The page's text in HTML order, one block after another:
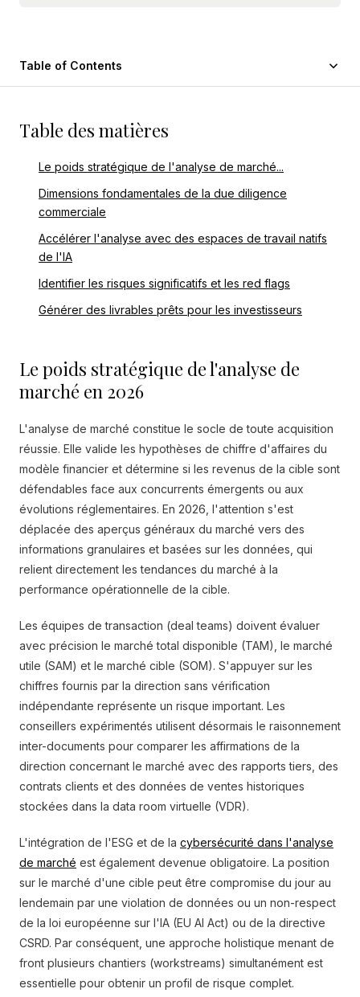
Table of Contents
Table des matières
Le poids stratégique de l'analyse de marché...
Dimensions fondamentales de la due diligence
commerciale
Accélérer l'analyse avec des espaces de travail natifs
de l'IA
Identifier les risques significatifs et les red flags
Générer des livrables prêts pour les investisseurs
Le poids stratégique de l'analyse de
marché en 2026
L'analyse de marché constitue le socle de toute acquisition
réussie. Elle valide les hypothèses de chiffre d'affaires du
modèle financier et détermine si les revenus de la cible sont
défendables face aux concurrents émergents ou aux
évolutions réglementaires. En 2026, l'attention s'est
déplacée des aperçus généraux du marché vers des
informations granulaires et basées sur les données, qui
relient directement les tendances du marché à la
performance opérationnelle de la cible.
Les équipes de transaction (deal teams) doivent évaluer
avec précision le marché total disponible (TAM), le marché
utile (SAM) et le marché cible (SOM). S'appuyer sur les
chiffres fournis par la direction sans vérification
indépendante représente un risque important. Les
conseillers expérimentés utilisent désormais le raisonnement
inter-documents pour comparer les affirmations de la
direction concernant le marché avec des rapports tiers, des
contrats clients et des données de ventes historiques
stockées dans la data room virtuelle (VDR).
L'intégration de l'ESG et de la cybersécurité dans l'analyse
de marché est également devenue obligatoire. La position
sur le marché d'une cible peut être compromise du jour au
lendemain par une violation de données ou un non-respect
de la loi européenne sur l'IA (EU AI Act) ou de la directive
CSRD. Par conséquent, une approche holistique menant de
front plusieurs chantiers (workstreams) simultanément est
essentielle pour obtenir un profil de risque complet.